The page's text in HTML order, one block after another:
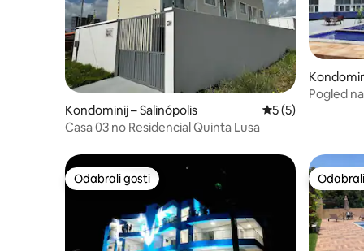
Kondominij – Salinópolis Prosječna ocjena:
5 (5)
Casa 03 no Residencial Quinta Lusa
Pogled
Odabrali gosti
Odabrali gosti